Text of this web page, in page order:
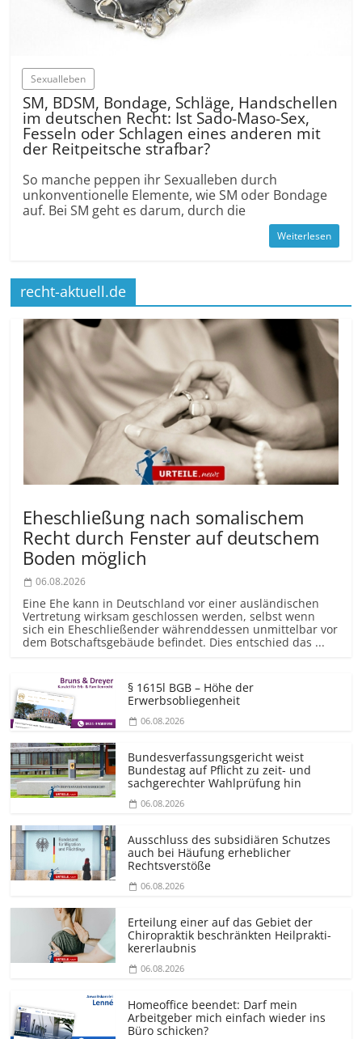
Sexualleben
SM, BDSM, Bondage, Schläge, Handschellen
im deutschen Recht: Ist Sado-Maso-Sex,
Fesseln oder Schlagen eines anderen mit
der Reitpeitsche strafbar?
So manche peppen ihr Sexualleben durch
unkonventionelle Elemente, wie SM oder Bondage
auf. Bei SM geht es darum, durch die
Weiterlesen
recht-aktuell.de
Eheschließung nach somalischem
Recht durch Fenster auf deutschem
Boden möglich
06.08.2026
Eine Ehe kann in Deutschland vor einer ausländischen
Vertretung wirksam geschlossen werden, selbst wenn
sich ein Eheschließender währenddessen unmittelbar vor
dem Botschaftsgebäude befindet. Dies entschied das ...
§ 1615l BGB – Höhe der
Erwerbsobliegenheit
06.08.2026
Bundesver­fassungsgericht weist
Bundestag auf Pflicht zu zeit- und
sachgerechter Wahlprüfung hin
06.08.2026
Ausschluss des subsidiären Schutzes
auch bei Häufung erheblicher
Rechtsverstöße
06.08.2026
Erteilung einer auf das Gebiet der
Chiropraktik beschränkten Heilprakti­
kererlaubnis
06.08.2026
Homeoffice beendet: Darf mein
Arbeitgeber mich einfach wieder ins
Büro schicken?